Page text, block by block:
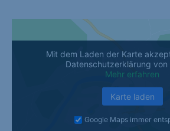
Mit dem Laden der Karte
Datenschutzerklärung von
Mehr erfahren
Karte laden
Google Maps immer